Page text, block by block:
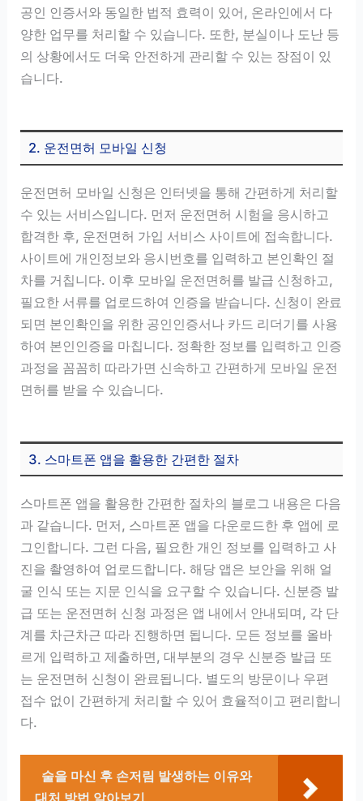
공인 인증서와 동일한 법적 효력이 있어, 온라인에서 다
양한 업무를 처리할 수 있습니다. 또한, 분실이나 도난 등
의 상황에서도 더욱 안전하게 관리할 수 있는 장점이 있
습니다.
2. 운전면허 모바일 신청
운전면허 모바일 신청은 인터넷을 통해 간편하게 처리할
수 있는 서비스입니다. 먼저 운전면허 시험을 응시하고
합격한 후, 운전면허 가입 서비스 사이트에 접속합니다.
사이트에 개인정보와 응시번호를 입력하고 본인확인 절
차를 거칩니다. 이후 모바일 운전면허를 발급 신청하고,
필요한 서류를 업로드하여 인증을 받습니다. 신청이 완료
되면 본인확인을 위한 공인인증서나 카드 리더기를 사용
하여 본인인증을 마칩니다. 정확한 정보를 입력하고 인증
과정을 꼼꼼히 따라가면 신속하고 간편하게 모바일 운전
면허를 받을 수 있습니다.
3. 스마트폰 앱을 활용한 간편한 절차
스마트폰 앱을 활용한 간편한 절차의 블로그 내용은 다음
과 같습니다. 먼저, 스마트폰 앱을 다운로드한 후 앱에 로
그인합니다. 그런 다음, 필요한 개인 정보를 입력하고 사
진을 촬영하여 업로드합니다. 해당 앱은 보안을 위해 얼
굴 인식 또는 지문 인식을 요구할 수 있습니다. 신분증 발
급 또는 운전면허 신청 과정은 앱 내에서 안내되며, 각 단
계를 차근차근 따라 진행하면 됩니다. 모든 정보를 올바
르게 입력하고 제출하면, 대부분의 경우 신분증 발급 또
는 운전면허 신청이 완료됩니다. 별도의 방문이나 우편
접수 없이 간편하게 처리할 수 있어 효율적이고 편리합니
다.
술을 마신 후 손저림 발생하는 이유와